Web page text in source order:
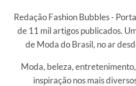
Redação Fashion Bubbles -
de 11 mil artigos publicados.
de Moda do Brasil, no ar
Moda, beleza,
inspiração nos mais